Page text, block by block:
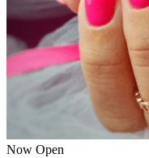
Now Open